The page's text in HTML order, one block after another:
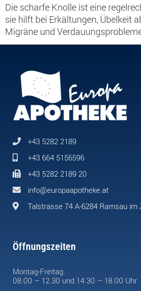
Die scharfe Knolle ist eine
sie hilft bei Erkältungen, Übelkeit
Migräne und
+43 5282 2189
+43 664 5156596
+43 5282 2189 20
info@europaapotheke.at
Talstrasse 74 A-6284 Ramsau im
Öffnungszeiten
Montag-Freitag:
08.00 – 12.30 und 14.30 – 18.00 Uhr